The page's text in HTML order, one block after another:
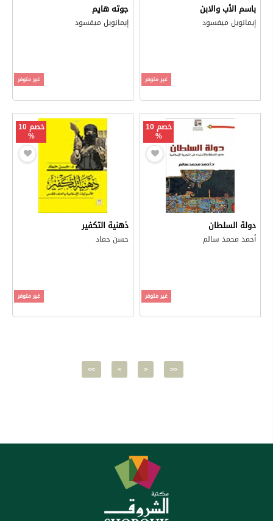
باسم الأب والابن
إيمانويل ميفسود
غير متوفر
جوته هايم
إيمانويل ميفسود
غير متوفر
خصم 10
%
دولة السلطان
أحمد محمد سالم
غير متوفر
خصم 10
%
ذهنية التكفير
حسن حماد
غير متوفر
<< < > >>